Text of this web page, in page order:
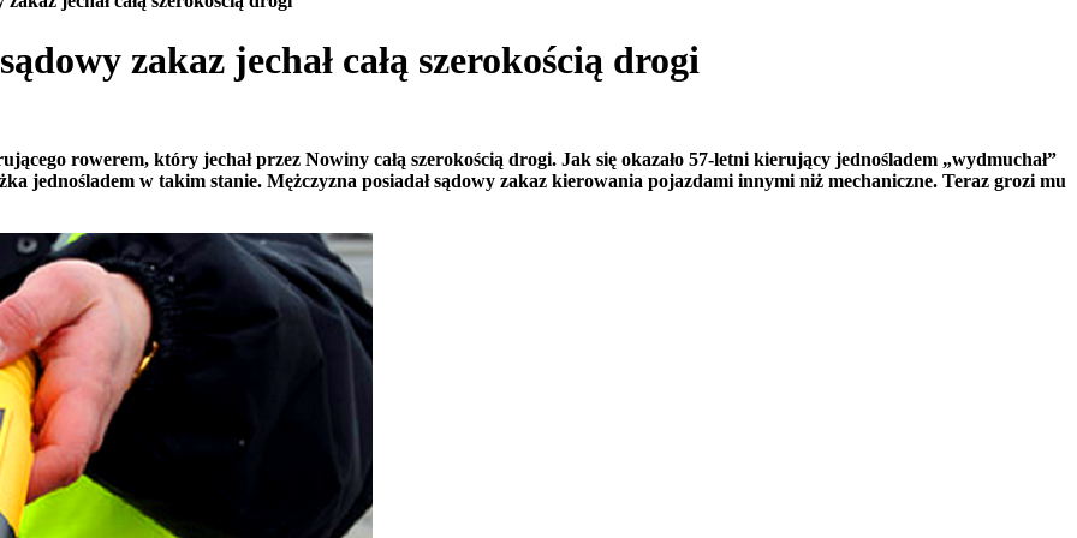
zakaz jechał całą szerokością drogi
rowerem, który jechał przez Nowiny całą szerokością drogi. Jak się okazało 57-letni kierujący jednośladem „wydmuchał”
jednośladem w takim stanie. Mężczyzna posiadał sądowy zakaz kierowania pojazdami innymi niż mechaniczne. Teraz grozi mu